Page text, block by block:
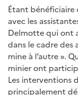
Étant bénéficiaire
avec les
Delmotte qui ont
dans le cadre des
mine à l’autre ».
minier ont
Les interventions
principalement